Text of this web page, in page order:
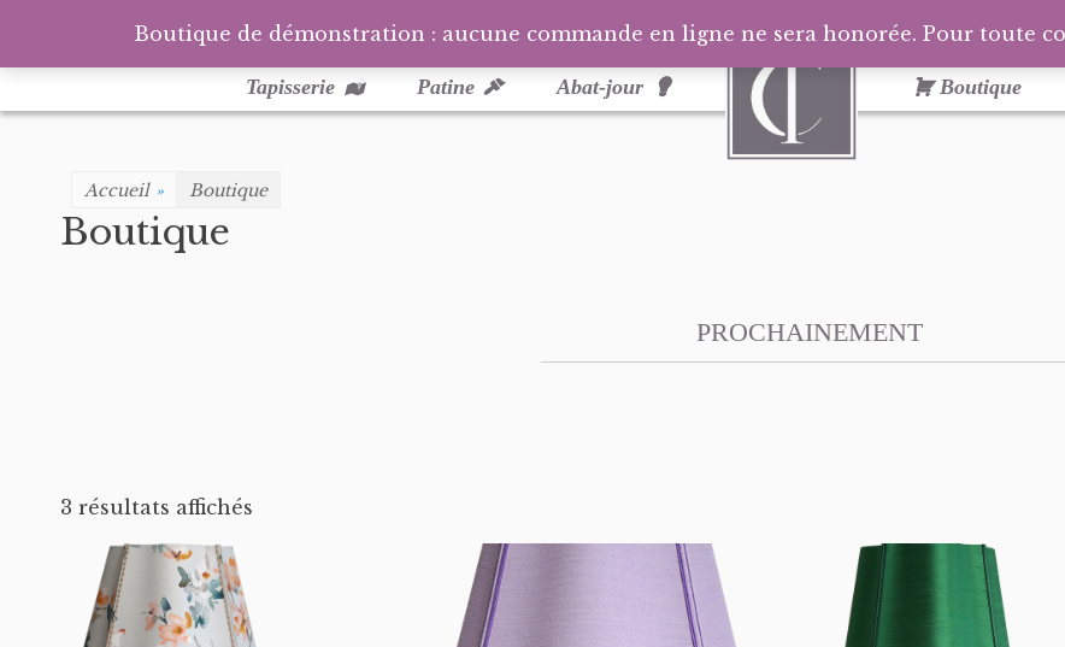
au
Tapisserie Patine Abat-jour Boutique
Accueil » Boutique
Boutique
PROCHAINEMENT
3 résultats affichés
Boutique de démonstration : aucune commande en ligne ne sera honorée. Pour toute